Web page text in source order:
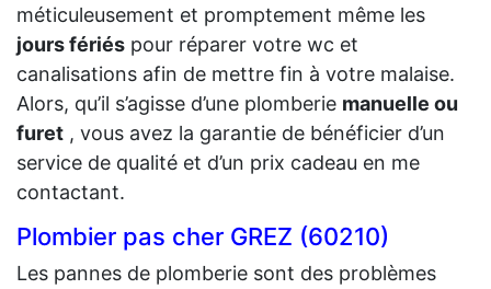
méticuleusement et promptement même les
jours fériés pour réparer votre wc et
canalisations afin de mettre fin à votre malaise.
Alors, qu’il s’agisse d’une plomberie manuelle ou
furet , vous avez la garantie de bénéficier d’un
service de qualité et d’un prix cadeau en me
contactant.
Plombier pas cher GREZ (60210)
Les pannes de plomberie sont des problèmes